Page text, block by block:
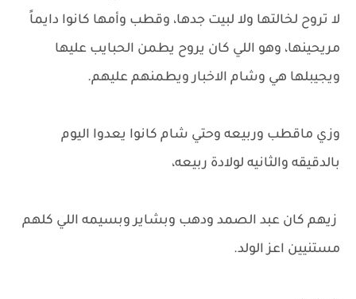
لا تروح لخالتها ولا لبيت جدها، وقطب وأمها كانوا دايماً
مريحينها، وهو اللي كان يروح يطمن الحبايب عليها
ويجيبلها هي وشام الاخبار ويطمنهم عليهم.
وزي ماقطب وربيعه وحتي شام كانوا يعدوا اليوم
بالدقيقه والثانيه لولادة ربيعه،
زيهم كان عبد الصمد ودهب وبشاير وبسيمه اللي كلهم
مستنيين اعز الولد.